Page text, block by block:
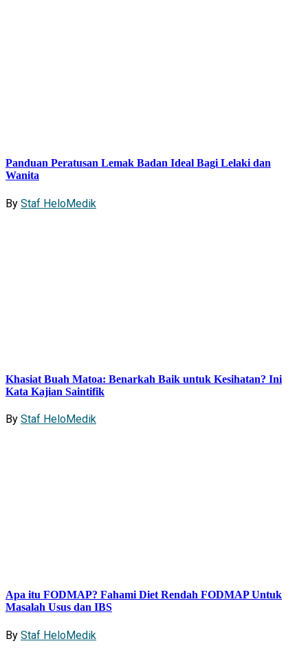
Panduan Peratusan Lemak Badan Ideal Bagi Lelaki dan
Wanita
By Staf HeloMedik
Khasiat Buah Matoa: Benarkah Baik untuk Kesihatan? Ini
Kata Kajian Saintifik
By Staf HeloMedik
Apa itu FODMAP? Fahami Diet Rendah FODMAP Untuk
Masalah Usus dan IBS
By Staf HeloMedik